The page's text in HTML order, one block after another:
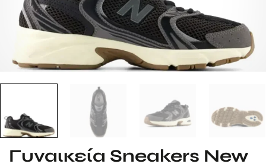
Γυναικεία Sneakers New